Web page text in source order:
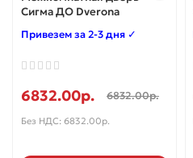
Сигма ДО Dverona
Привезем за 2-3 дня ✓
6832.00р. 6832.00р.
Без НДС: 6832.00р.